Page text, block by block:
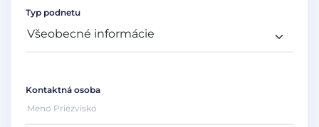
Typ podnetu
Kontaktná osoba